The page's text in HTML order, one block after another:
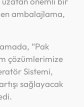
ambalajlama,
“Pak
çözümlerimize
Sistemi,
sağlayacak